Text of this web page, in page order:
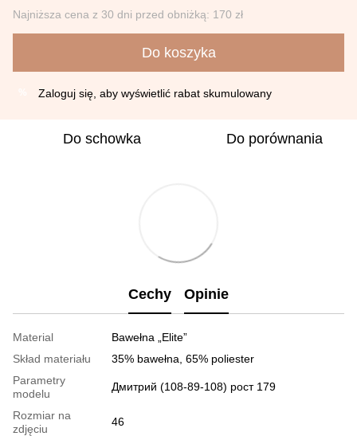
Najniższa cena z 30 dni przed obniżką: 170 zł
Do koszyka
Zaloguj się , aby wyświetlić rabat skumulowany
Do schowka Do porównania
Cechy Opinie
Material
Bawełna „Elite”
Skład materiału
35% bawełna, 65% poliester
Parametry
modelu
Дмитрий (108-89-108) рост 179
Rozmiar na
zdjęciu
46